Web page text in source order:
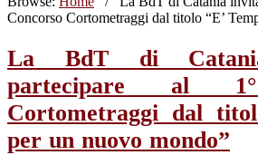
Concorso Cortometraggi dal titolo “E’
La BdT di
partecipare al 1°
Cortometraggi dal
per un nuovo mondo”